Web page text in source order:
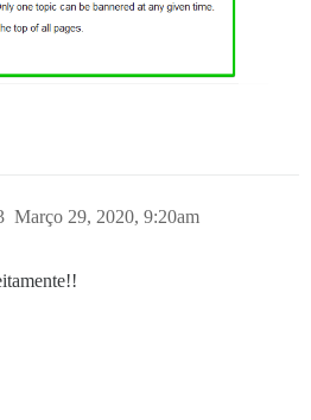
Março 29, 2020, 9:20am